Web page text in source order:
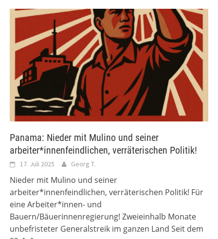
Panama: Nieder mit Mulino und seiner
arbeiter*innenfeindlichen, verräterischen Politik!
17. Juli 2025 Georg T.
Nieder mit Mulino und seiner
arbeiter*innenfeindlichen, verräterischen Politik! Für
eine Arbeiter*innen- und
Bauern/Bäuerinnenregierung! Zweieinhalb Monate
unbefristeter Generalstreik im ganzen Land Seit dem